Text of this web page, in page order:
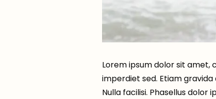
Lorem ipsum dolor sit amet,
imperdiet sed. Etiam
Nulla facilisi. Phasellus dolor